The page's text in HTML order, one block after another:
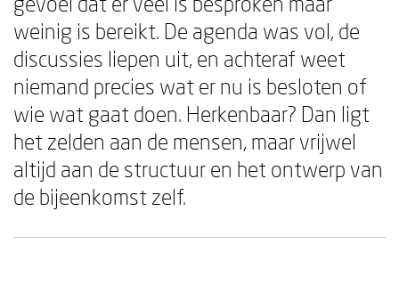
weinig is bereikt. De agenda was vol, de
discussies liepen uit, en achteraf weet
niemand precies wat er nu is besloten of
wie wat gaat doen. Herkenbaar? Dan ligt
het zelden aan de mensen, maar vrijwel
altijd aan de structuur en het ontwerp van
de bijeenkomst zelf.